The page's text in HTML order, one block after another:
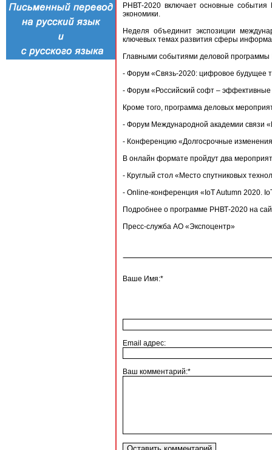
РНВТ-2020 включает основные
экономики.
Неделя объединит экспозиции
ключевых темах развития сферы
Главными событиями деловой программы
- Форум «Связь-2020: цифровое будущее
- Форум «Российский софт –
Кроме того, программа деловых
- Форум Международной академии связи
- Конференцию «Долгосрочные
В онлайн формате пройдут два
- Круглый стол «Место спутниковых
- Online-конференция «IoT Autumn 2020.
Подробнее о программе РНВТ-2020 на
Пресс-служба АО «Экспоцентр»
Ваше Имя:*
Email адрес:
Ваш комментарий:*